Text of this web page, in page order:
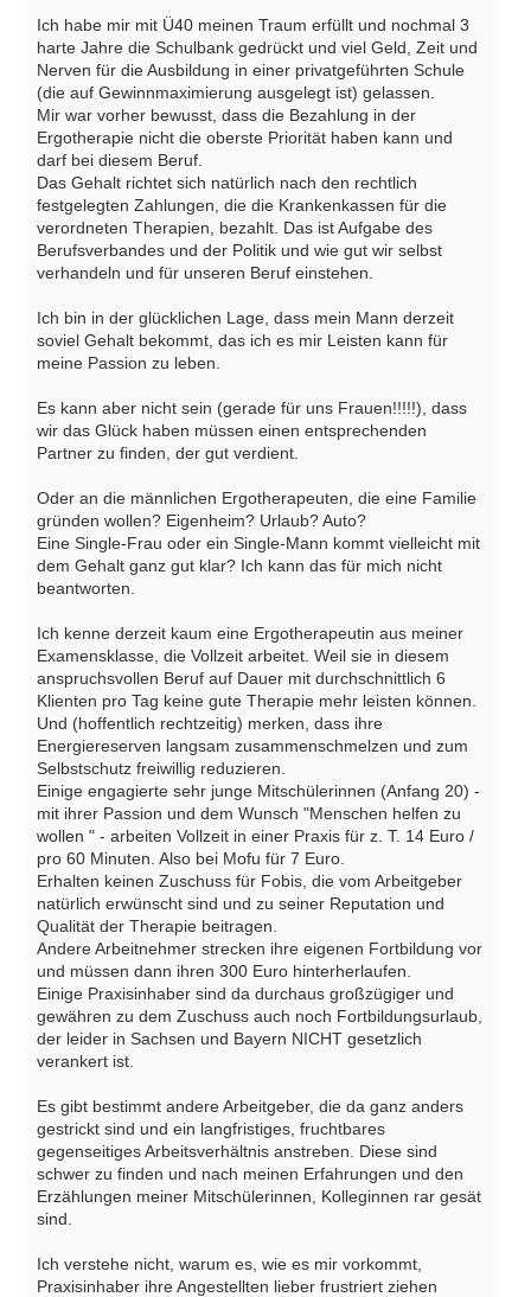
Ich habe mir mit Ü40 meinen Traum erfüllt und nochmal 3
harte Jahre die Schulbank gedrückt und viel Geld, Zeit und
Nerven für die Ausbildung in einer privatgeführten Schule
(die auf Gewinnmaximierung ausgelegt ist) gelassen.
Mir war vorher bewusst, dass die Bezahlung in der
Ergotherapie nicht die oberste Priorität haben kann und
darf bei diesem Beruf.
Das Gehalt richtet sich natürlich nach den rechtlich
festgelegten Zahlungen, die die Krankenkassen für die
verordneten Therapien, bezahlt. Das ist Aufgabe des
Berufsverbandes und der Politik und wie gut wir selbst
verhandeln und für unseren Beruf einstehen.
Ich bin in der glücklichen Lage, dass mein Mann derzeit
soviel Gehalt bekommt, das ich es mir Leisten kann für
meine Passion zu leben.
Es kann aber nicht sein (gerade für uns Frauen!!!!!), dass
wir das Glück haben müssen einen entsprechenden
Partner zu finden, der gut verdient.
Oder an die männlichen Ergotherapeuten, die eine Familie
gründen wollen? Eigenheim? Urlaub? Auto?
Eine Single-Frau oder ein Single-Mann kommt vielleicht mit
dem Gehalt ganz gut klar? Ich kann das für mich nicht
beantworten.
Ich kenne derzeit kaum eine Ergotherapeutin aus meiner
Examensklasse, die Vollzeit arbeitet. Weil sie in diesem
anspruchsvollen Beruf auf Dauer mit durchschnittlich 6
Klienten pro Tag keine gute Therapie mehr leisten können.
Und (hoffentlich rechtzeitig) merken, dass ihre
Energiereserven langsam zusammenschmelzen und zum
Selbstschutz freiwillig reduzieren.
Einige engagierte sehr junge Mitschülerinnen (Anfang 20) -
mit ihrer Passion und dem Wunsch "Menschen helfen zu
wollen " - arbeiten Vollzeit in einer Praxis für z. T. 14 Euro /
pro 60 Minuten. Also bei Mofu für 7 Euro.
Erhalten keinen Zuschuss für Fobis, die vom Arbeitgeber
natürlich erwünscht sind und zu seiner Reputation und
Qualität der Therapie beitragen.
Andere Arbeitnehmer strecken ihre eigenen Fortbildung vor
und müssen dann ihren 300 Euro hinterherlaufen.
Einige Praxisinhaber sind da durchaus großzügiger und
gewähren zu dem Zuschuss auch noch Fortbildungsurlaub,
der leider in Sachsen und Bayern NICHT gesetzlich
verankert ist.
Es gibt bestimmt andere Arbeitgeber, die da ganz anders
gestrickt sind und ein langfristiges, fruchtbares
gegenseitiges Arbeitsverhältnis anstreben. Diese sind
schwer zu finden und nach meinen Erfahrungen und den
Erzählungen meiner Mitschülerinnen, Kolleginnen rar gesät
sind.
Ich verstehe nicht, warum es, wie es mir vorkommt,
Praxisinhaber ihre Angestellten lieber frustriert ziehen